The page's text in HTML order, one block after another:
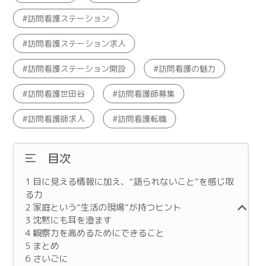
訪問看護ステーション
訪問看護ステーション求人
訪問看護ステーション開設 訪問看護の魅力
訪問看護世田谷 訪問看護師募集
訪問看護師求人 訪問看護転職
目次
1 目に見える情報に加え、“語られないこと”を感じ取
る力
2 家庭という“生活の現場”が持つヒント
3 沈黙にも耳を澄ます
4観察力を高めるためにできること
5 まとめ
6 さいごに